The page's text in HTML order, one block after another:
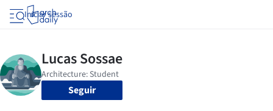
Iniciar sessão
Seguir